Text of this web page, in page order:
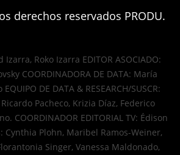
derechos reservados PRODU.
Izarra, Roko Izarra EDITOR ASOCIADO:
COORDINADORA DE DATA: María
DE DATA & RESEARCH/SUSCR:
Pacheco, Krizia Díaz, Federico
COORDINADOR EDITORIAL TV: Édison
Cynthia Plohn, Maribel Ramos-Weiner,
Singer, Vanessa Maldonado,